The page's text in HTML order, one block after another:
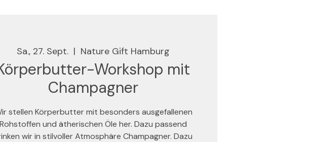
Sa., 27. Sept.
  |
Nature Gift Hamburg
Workshop mit
Champagner
stellen Körperbutter mit besonders ausgefallenen
Rohstoffen und ätherischen Öle her. Dazu passend
wir in stilvoller Atmosphäre Champagner. Dazu